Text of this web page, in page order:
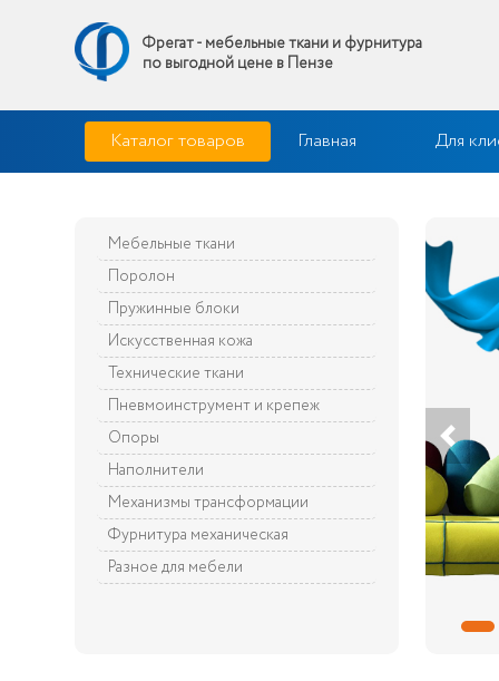
Фрегат - мебельные ткани и фурнитура
по выгодной цене в Пензе
Фрегат — мебельные ткани и фурнитура купить по выгодной
Каталог товаров Главная Для
Мебельные ткани
Поролон
Пружинные блоки
Искусственная кожа
Технические ткани
Пневмоинструмент и крепеж
Опоры
Наполнители
Механизмы трансформации
Фурнитура механическая
Разное для мебели